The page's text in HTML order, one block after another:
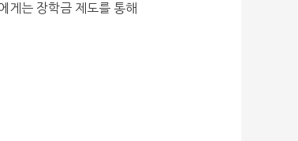
게는 장학금 제도를 통해